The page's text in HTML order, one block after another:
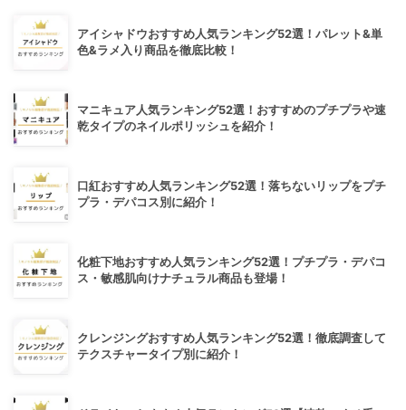
アイシャドウおすすめ人気ランキング52選！パレット&単
色&ラメ入り商品を徹底比較！
マニキュア人気ランキング52選！おすすめのプチプラや速
乾タイプのネイルポリッシュを紹介！
口紅おすすめ人気ランキング52選！落ちないリップをプチ
プラ・デパコス別に紹介！
化粧下地おすすめ人気ランキング52選！プチプラ・デパコ
ス・敏感肌向けナチュラル商品も登場！
クレンジングおすすめ人気ランキング52選！徹底調査して
テクスチャータイプ別に紹介！